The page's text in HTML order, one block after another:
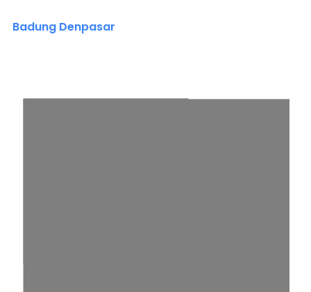
Badung Denpasar